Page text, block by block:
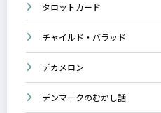
タロットカード
チャイルド・バラッド
デカメロン
デンマークのむかし話